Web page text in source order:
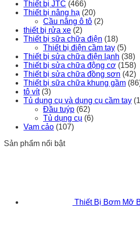
Thiết bị JTC (466)
Thiết bị nâng hạ (20)
Cầu nâng ô tô (2)
thiết bị rửa xe (2)
Thiết bị sữa chữa điện (18)
Thiết bị điện cầm tay (5)
Thiết bị sửa chữa điện lạnh (38)
Thiết bị sửa chữa động cơ (158)
Thiết bị sửa chữa đồng sơn (42)
Thiết bị sữa chữa khung gầm
tô vít (3)
Tủ dụng cụ và dụng cụ cầm tay
Đầu tuýp (62)
Tủ dụng cụ (6)
Vam cảo (107)
Sản phẩm nổi bật
Thiết Bị Bơm Mỡ